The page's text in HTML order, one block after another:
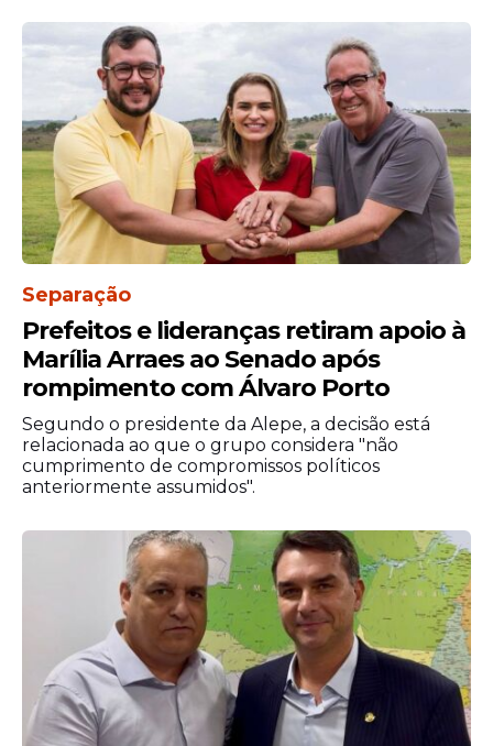
cerca de R$ 1.777,63, podendo ultrapassar
R$ 3 mil nas faixas mais altas.
Estrutura de carreira é
mantida
O projeto mantém a organização por níveis
longo da carreira. Os valores seguem
tabelas que consideram formação, tempo
de serviço e carga horária. A proposta
ainda prevê que os novos valores sejam
pagos na folha do mês em que a medida
entrar em vigor, incluindo diferenças
retroativas.
Separação
Prefeitos e lideranças retiram apoio à
Marília Arraes ao Senado após
rompimento com Álvaro Porto
Segundo o presidente da Alepe, a decisão está
relacionada ao que o grupo considera "não
cumprimento de compromissos políticos
anteriormente assumidos".